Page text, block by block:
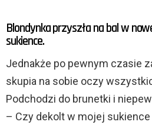
Blondynka przyszła na bal w
sukience.
Jednakże po pewnym czasie
skupia na sobie oczy
Podchodzi do brunetki i
– Czy dekolt w mojej sukience